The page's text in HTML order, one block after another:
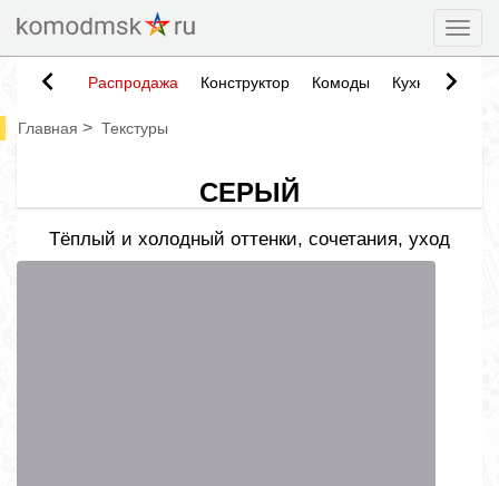
Распродажа Конструктор Комоды Кухни
Главная > Текстуры
СЕРЫЙ
Тёплый и холодный оттенки, сочетания, уход